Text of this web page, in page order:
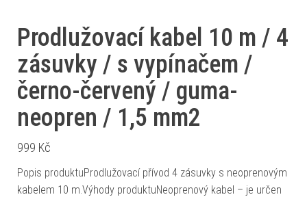
Prodlužovací kabel 10 m / 4
zásuvky / s vypínačem /
černo-červený / guma-
neopren / 1,5 mm2
999 Kč
Popis produktuProdlužovací přívod 4 zásuvky s neoprenovým
kabelem 10 m.Výhody produktuNeoprenový kabel – je určen